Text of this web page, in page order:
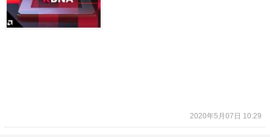
2020年5月07日 10:29